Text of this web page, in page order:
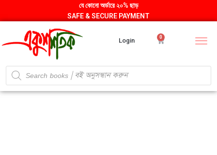
যে কোনো অর্ডারে ২০% ছাড়
SAFE & SECURE PAYMENT
Login 0